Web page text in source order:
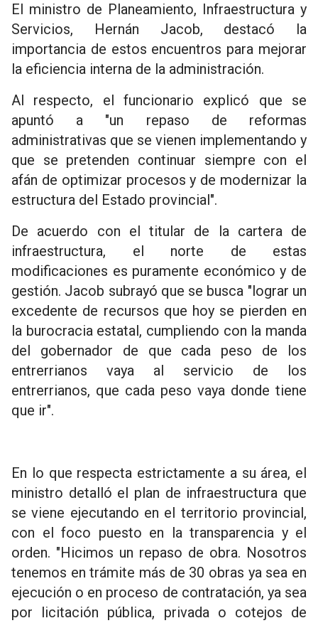
El ministro de Planeamiento, Infraestructura y
Servicios, Hernán Jacob, destacó la
importancia de estos encuentros para mejorar
la eficiencia interna de la administración.
Al respecto, el funcionario explicó que se
apuntó a "un repaso de reformas
administrativas que se vienen implementando y
que se pretenden continuar siempre con el
afán de optimizar procesos y de modernizar la
estructura del Estado provincial".
De acuerdo con el titular de la cartera de
infraestructura, el norte de estas
modificaciones es puramente económico y de
gestión. Jacob subrayó que se busca "lograr un
excedente de recursos que hoy se pierden en
la burocracia estatal, cumpliendo con la manda
del gobernador de que cada peso de los
entrerrianos vaya al servicio de los
entrerrianos, que cada peso vaya donde tiene
que ir".
En lo que respecta estrictamente a su área, el
ministro detalló el plan de infraestructura que
se viene ejecutando en el territorio provincial,
con el foco puesto en la transparencia y el
orden. "Hicimos un repaso de obra. Nosotros
tenemos en trámite más de 30 obras ya sea en
ejecución o en proceso de contratación, ya sea
por licitación pública, privada o cotejos de